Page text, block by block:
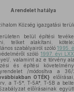
A rendelet hatálya
Község igazgatási
belül építési
telket alakítani,
szabályairól szóló 1995.
szóló 1997. évi
, valamint az e törvény
és építési
/módosítva a
OTÉK}
a T-5*, T-5A*, T-5B a
előírásainak